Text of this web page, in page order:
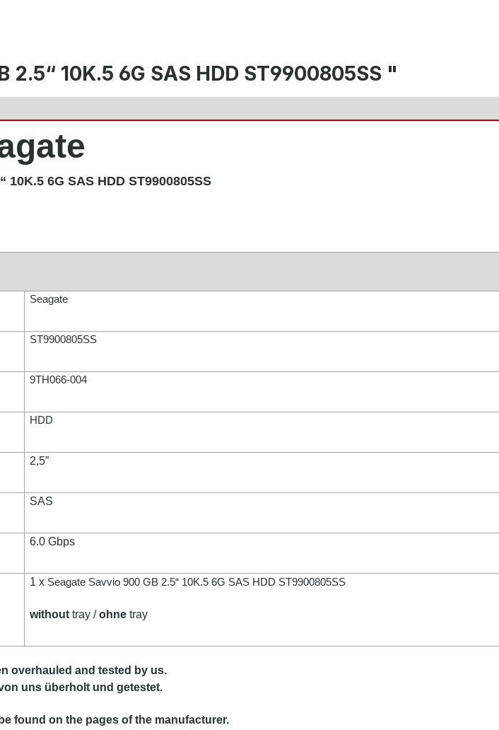
10K.5 6G SAS HDD ST9900805SS "
10K.5 6G SAS HDD ST9900805SS
Seagate
ST9900805SS
9TH066-004
HDD
2,5”
SAS
6.0 Gbps
1 x Seagate Savvio 900 GB 2.5“ 10K.5 6G SAS HDD ST9900805SS
withouttray /ohne tray
overhauled and tested by us.
uns überholt und getestet.
found on the pages of the manufacturer.